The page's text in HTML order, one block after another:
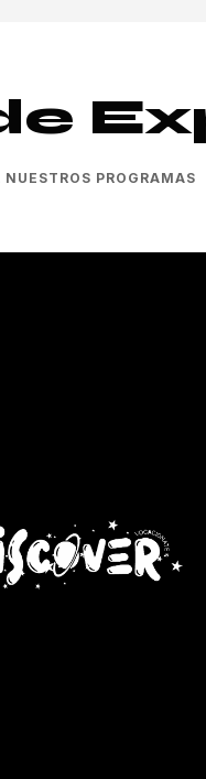
NUESTROS PROGRAMAS